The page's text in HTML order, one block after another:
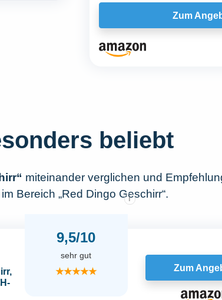
Zum
beliebt
miteinander verglichen und
Bereich „Red Dingo Geschirr“.
9,5/10
i
sehr gut
★★★★★ Zum